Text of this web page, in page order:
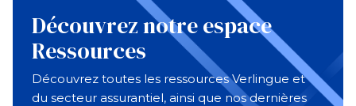
Découvrez notre espace
Ressources
Découvrez toutes les ressources Verlingue et
du secteur assurantiel, ainsi que nos dernières